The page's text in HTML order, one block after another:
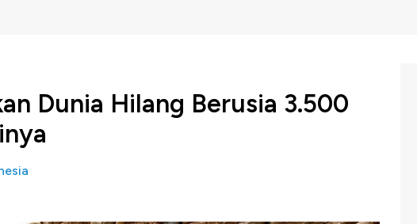
Dunia Hilang Berusia 3.500